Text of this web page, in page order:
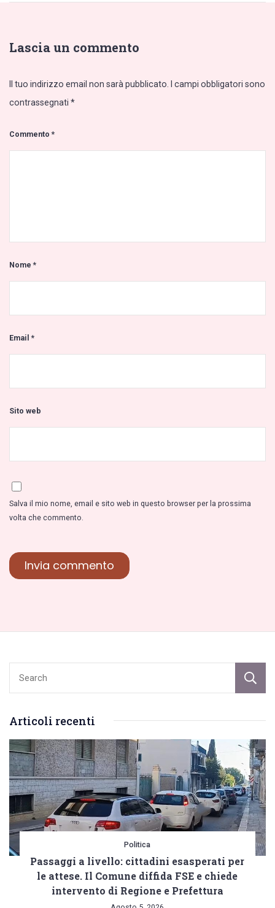
Lascia un commento
Il tuo indirizzo email non sarà pubblicato.
I campi obbligatori sono
contrassegnati *
Commento*
Nome*
Email*
Sito web
Salva il mio nome, email e sito web in questo browser per la prossima
volta che commento.
Articoli recenti
Politica
Passaggi a livello: cittadini esasperati per
le attese. Il Comune diffida FSE e chiede
intervento di Regione e Prefettura